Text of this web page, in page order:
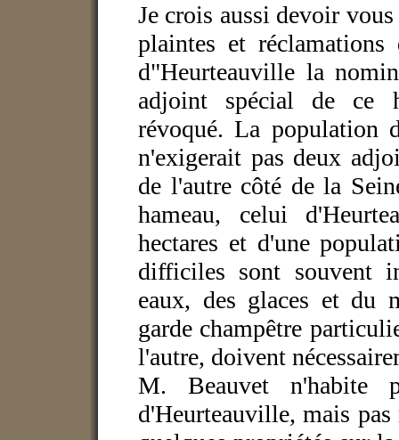
Je crois aussi devoir
plaintes et réclamations
d"Heurteauville la
adjoint spécial de ce
révoqué. La population
n'exigerait pas deux
de l'autre côté de la
hameau, celui
hectares et d'une
difficiles sont souvent
eaux, des glaces et du
garde champêtre
l'autre, doivent
M. Beauvet n'habite
d'Heurteauville, mais